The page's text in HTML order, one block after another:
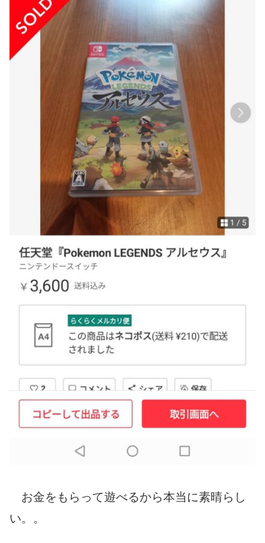
お金をもらって遊べるから本当に素晴らし
い。。